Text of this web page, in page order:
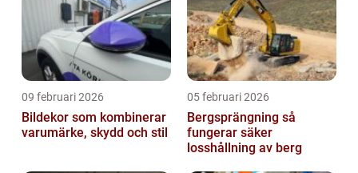
09 februari 2026
Bildekor som kombinerar
varumärke, skydd och stil
05 februari 2026
Bergsprängning så
fungerar säker
losshållning av berg